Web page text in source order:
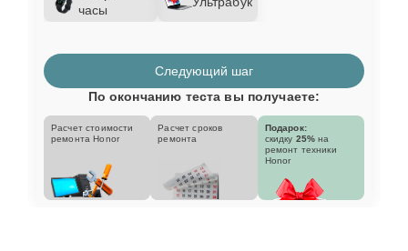
часы
Следующий шаг
По окончанию теста вы получаете:
Расчет стоимости
ремонта Honor
Расчет сроков
ремонта
Подарок:
скидку 25% на
ремонт техники
Honor